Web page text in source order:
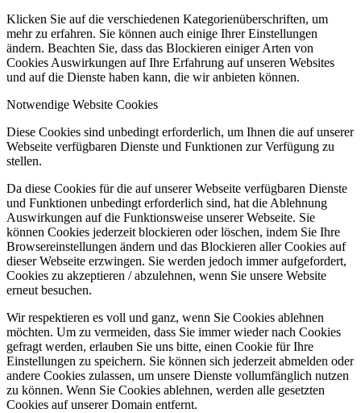
Klicken Sie auf die verschiedenen Kategorienüberschriften, um
mehr zu erfahren. Sie können auch einige Ihrer Einstellungen
ändern. Beachten Sie, dass das Blockieren einiger Arten von
Cookies Auswirkungen auf Ihre Erfahrung auf unseren Websites
und auf die Dienste haben kann, die wir anbieten können.
Notwendige Website Cookies
Diese Cookies sind unbedingt erforderlich, um Ihnen die auf unserer
Webseite verfügbaren Dienste und Funktionen zur Verfügung zu
stellen.
Da diese Cookies für die auf unserer Webseite verfügbaren Dienste
und Funktionen unbedingt erforderlich sind, hat die Ablehnung
Auswirkungen auf die Funktionsweise unserer Webseite. Sie
können Cookies jederzeit blockieren oder löschen, indem Sie Ihre
Browsereinstellungen ändern und das Blockieren aller Cookies auf
dieser Webseite erzwingen. Sie werden jedoch immer aufgefordert,
Cookies zu akzeptieren / abzulehnen, wenn Sie unsere Website
erneut besuchen.
Wir respektieren es voll und ganz, wenn Sie Cookies ablehnen
möchten. Um zu vermeiden, dass Sie immer wieder nach Cookies
gefragt werden, erlauben Sie uns bitte, einen Cookie für Ihre
Einstellungen zu speichern. Sie können sich jederzeit abmelden oder
andere Cookies zulassen, um unsere Dienste vollumfänglich nutzen
zu können. Wenn Sie Cookies ablehnen, werden alle gesetzten
Cookies auf unserer Domain entfernt.